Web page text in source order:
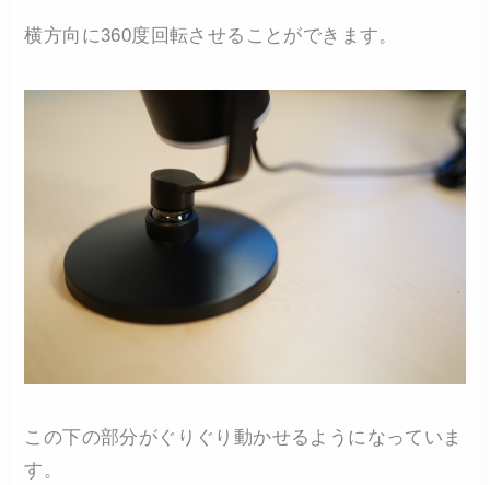
横方向に360度回転させることができます。
この下の部分がぐりぐり動かせるようになっていま
す。